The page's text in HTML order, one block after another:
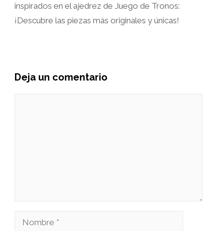
inspirados en el ajedrez de Juego de Tronos:
¡Descubre las piezas más originales y únicas!
Deja un comentario
Nombre